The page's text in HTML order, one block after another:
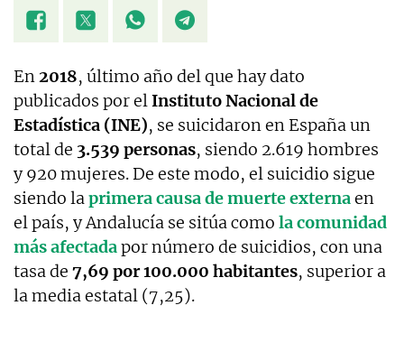
En2018, último año del que hay dato
publicados por elInstituto Nacional de
Estadística (INE), se suicidaron en España un
total de 3.539 personas, siendo 2.619 hombres
y 920 mujeres. De este modo, el suicidio sigue
siendo laprimera causa de muerte externaen
el país, y Andalucía se sitúa como la comunidad
más afectadapor número de suicidios, con una
tasa de 7,69 por 100.000 habitantes, superior a
la media estatal (7,25).